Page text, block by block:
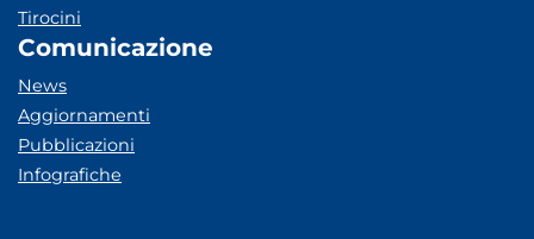
Tirocini
Comunicazione
News
Aggiornamenti
Pubblicazioni
Infografiche